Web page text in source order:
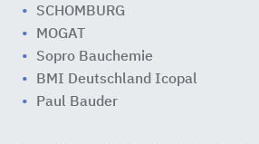
SCHOMBURG
MOGAT
Sopro Bauchemie
BMI Deutschland Icopal
Paul Bauder